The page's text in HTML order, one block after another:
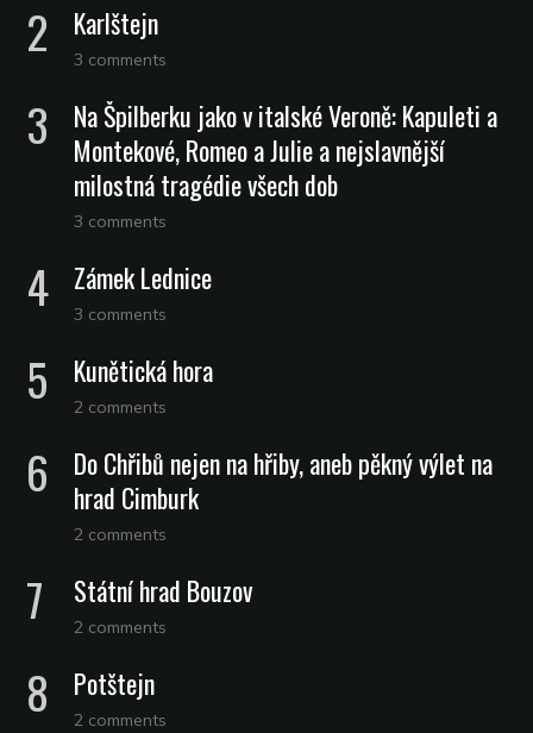
Karlštejn
3 comments
Na Špilberku jako v italské Veroně: Kapuleti a
Montekové, Romeo a Julie a nejslavnější
milostná tragédie všech dob
3 comments
Zámek Lednice
3 comments
Kunětická hora
2 comments
Do Chřibů nejen na hřiby, aneb pěkný výlet na
hrad Cimburk
2 comments
Státní hrad Bouzov
2 comments
Potštejn
2 comments